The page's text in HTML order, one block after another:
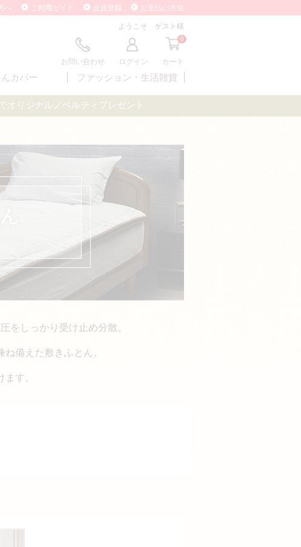
へ ご利用ガイド 会員登録 お支払い方法
ようこそ ゲスト様
お問い合わせ ログイン
0
カート
カバー ファッション・ 生活雑貨
オリジナルノベルティプレゼント
をしっかり受け止め分散。
備えた敷きふとん。
す。